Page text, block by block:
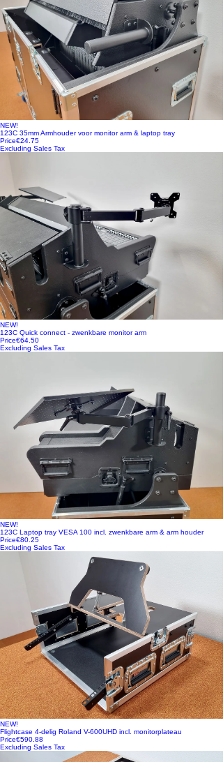
NEW!
123C 35mm Armhouder voor monitor arm & laptop tray
Price€24.75
Excluding Sales Tax
NEW!
123C Quick connect - zwenkbare monitor arm
Price€64.50
Excluding Sales Tax
NEW!
123C Laptop tray VESA 100 incl. zwenkbare arm & arm houder
Price€80.25
Excluding Sales Tax
NEW!
Flightcase 4-delig Roland V-600UHD incl. monitorplateau
Price€590.88
Excluding Sales Tax